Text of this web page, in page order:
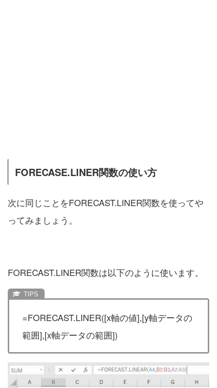
FORECASE.LINER関数の使い方
次に同じことをFORECAST.LINER関数を使ってや
ってみましょう。
FORECAST.LINER関数は以下のように使います。
=FORECAST.LINER([x軸の値],[y軸データの
範囲],[x軸データの範囲])